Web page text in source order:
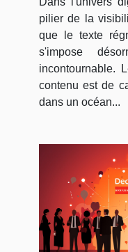
pilier de la
que le texte
s'impose
incontournable.
contenu est de
dans un océan...